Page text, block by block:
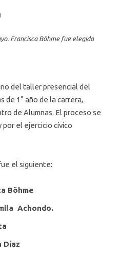
Francisca Böhme fue elegida
del taller presencial del
de 1° año de la carrera,
de Alumnas. El proceso se
por el ejercicio cívico
el siguiente:
Böhme
Achondo.
Díaz